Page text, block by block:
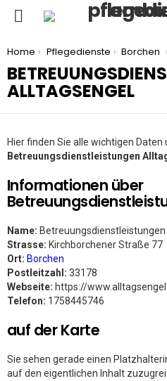
You are here:
Home Pflegedienste Borchen
ALLTAGSENGEL
Hier finden Sie alle wichtigen Daten
Betreuungsdienstleistungen
Informationen über
Name: Betreuungsdienstleistungen
Strasse: Kirchborchener Straße 77
Ort: Borchen
Postleitzahl: 33178
Webseite: https://
Telefon: 1758445746
auf der Karte
Sie sehen gerade einen
auf den eigentlichen Inhalt